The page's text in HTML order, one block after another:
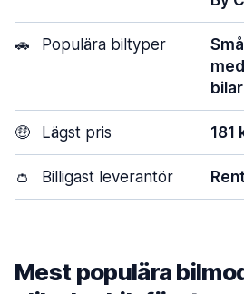
🚗 Populära biltyper
bilar
🤑 Lägst pris 181
👛 Billigast leverantör
Mest populära